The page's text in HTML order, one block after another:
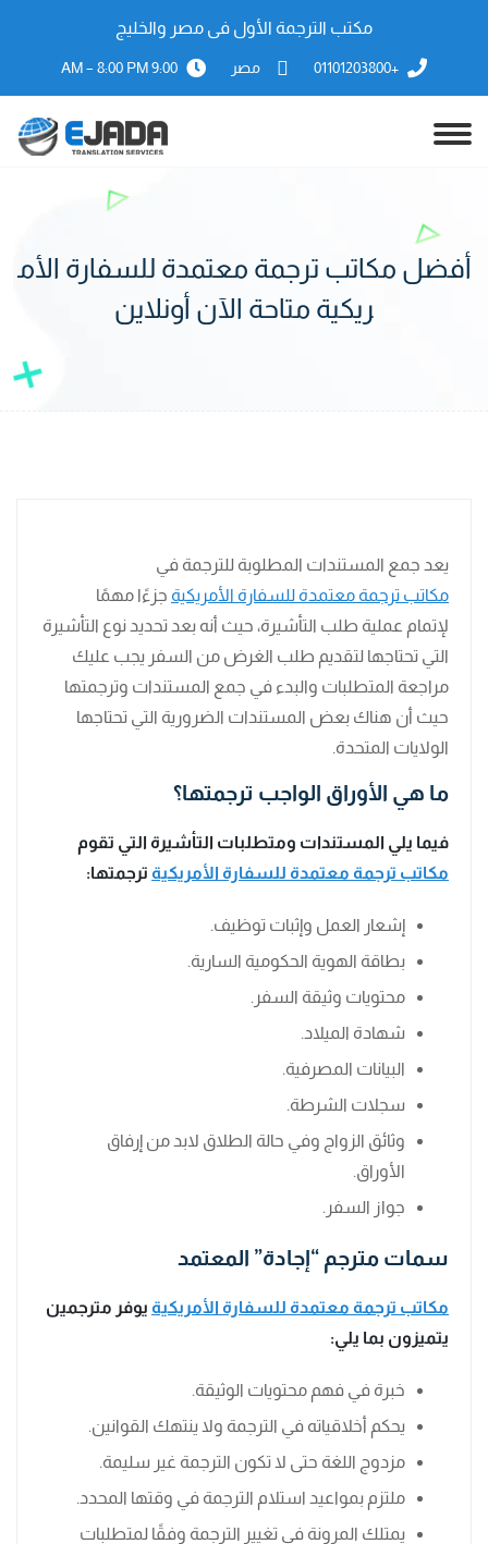
مكتب الترجمة الأول فى مصر والخليج
+01101203800 مصر 9:00 AM – 8:00 PM
أفضل مكاتب ترجمة معتمدة للسفارة الأم
ريكية متاحة الآن أونلاين
يعد جمع المستندات المطلوبة للترجمة في
مكاتب ترجمة معتمدة للسفارة الأمريكية جزءًا مهمًا
لإتمام عملية طلب التأشيرة، حيث أنه بعد تحديد نوع التأشيرة
التي تحتاجها لتقديم طلب الغرض من السفر يجب عليك
مراجعة المتطلبات والبدء في جمع المستندات وترجمتها
حيث أن هناك بعض المستندات الضرورية التي تحتاجها
الولايات المتحدة.
ما هي الأوراق الواجب ترجمتها؟
فيما يلي المستندات ومتطلبات التأشيرة التي تقوم
مكاتب ترجمة معتمدة للسفارة الأمريكية ترجمتها:
إشعار العمل وإثبات توظيف.
بطاقة الهوية الحكومية السارية.
محتويات وثيقة السفر.
شهادة الميلاد.
البيانات المصرفية.
سجلات الشرطة.
وثائق الزواج وفي حالة الطلاق لابد من إرفاق
الأوراق.
جواز السفر.
سمات مترجم “إجادة” المعتمد
مكاتب ترجمة معتمدة للسفارة الأمريكية يوفر مترجمين
يتميزون بما يلي:
خبرة في فهم محتويات الوثيقة.
يحكم أخلاقياته في الترجمة ولا ينتهك القوانين.
مزدوج اللغة حتى لا تكون الترجمة غير سليمة.
ملتزم بمواعيد استلام الترجمة في وقتها المحدد.
يمتلك المرونة في تغيير الترجمة وفقًا لمتطلبات